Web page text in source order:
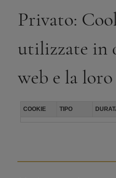
Privato:
utilizzate in
web e la
COOKIE TIPO